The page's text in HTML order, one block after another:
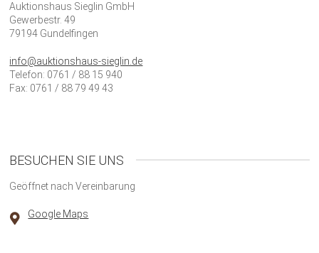
Auktionshaus Sieglin GmbH
Gewerbestr. 49
79194 Gundelfingen
info@auktionshaus-sieglin.de
Telefon: 0761 / 88 15 940
Fax: 0761 / 88 79 49 43
BESUCHEN SIE UNS
Geöffnet nach Vereinbarung
Google Maps